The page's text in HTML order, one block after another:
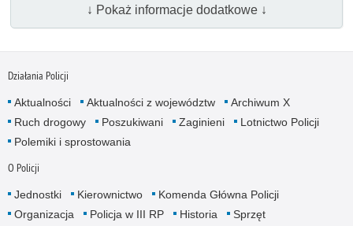
↓ Pokaż informacje dodatkowe ↓
Działania Policji
Aktualności Aktualności z województw
Archiwum X
Ruch drogowy
Poszukiwani Zaginieni
Lotnictwo Policji
Polemiki i sprostowania
O Policji
Jednostki Kierownictwo
Komenda Główna Policji
Organizacja
Policja w III RP Historia
Sprzęt